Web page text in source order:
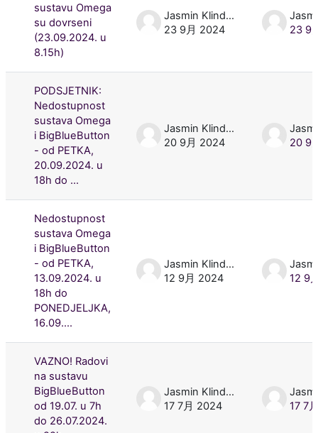
sustavu Omega
su dovrseni
(23.09.2024. u
8.15h)
Jasmin Klindžić
23 9月 2024
23 9
PODSJETNIK:
Nedostupnost
sustava Omega
i BigBlueButton
- od PETKA,
20.09.2024. u
18h do ...
Jasmin Klindžić
20 9月 2024
20 9
Nedostupnost
sustava Omega
i BigBlueButton
- od PETKA,
13.09.2024. u
18h do
PONEDJELJKA,
16.09....
Jasmin Klindžić
12 9月 2024
12 9
VAZNO! Radovi
na sustavu
BigBlueButton
od 19.07. u 7h
do 26.07.2024.
Jasmin Klindžić
17 7月 2024
17 7